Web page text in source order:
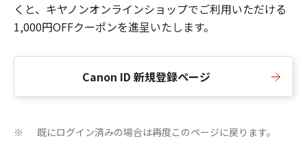
くと、キヤノンオンラインショップでご利用いただける
1,000円OFFクーポンを進呈いたします。
Canon ID 新規登録ページ
※ 既にログイン済みの場合は再度このページに戻ります。